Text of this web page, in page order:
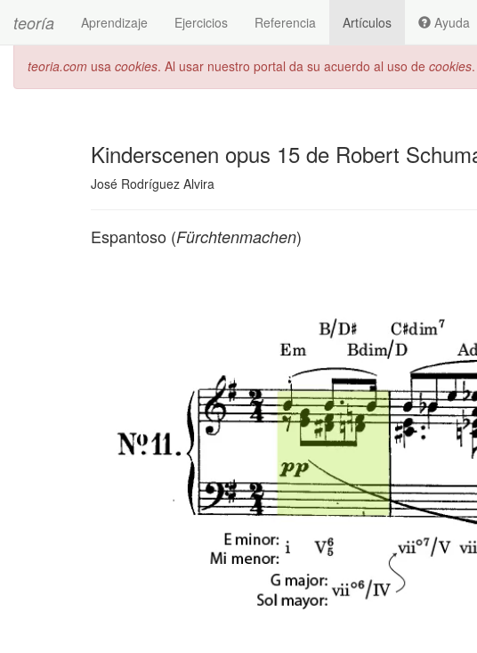
teoría Aprendizaje Ejercicios Referencia Artículos Ayuda
teoria.com usa cookies. Al usar nuestro portal da su acuerdo al uso de cookies
Kinderscenen opus 15 de Robert
José Rodríguez Alvira
Espantoso (Fürchtenmachen)